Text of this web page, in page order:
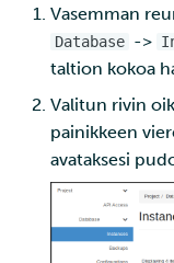
Monivaiheinen
tunnistautuminen
Vahva
Vasemman
Database ->
taltion kokoa
Valitun rivin
painikkeen
avataksesi